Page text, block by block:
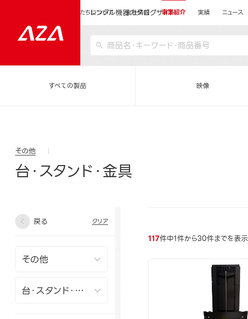
レンタル機器カタログサイト
私たちについて 会社情報 事業紹介 実績 ニュース
すべての製品 映像
その他
台・スタンド・金具
戻る クリア
117件中1件から30件までを表示